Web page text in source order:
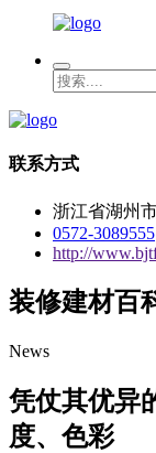
联系方式
浙江省湖州
0572-3089555
http://
装修建材百
News
凭仗其优异
度、色彩